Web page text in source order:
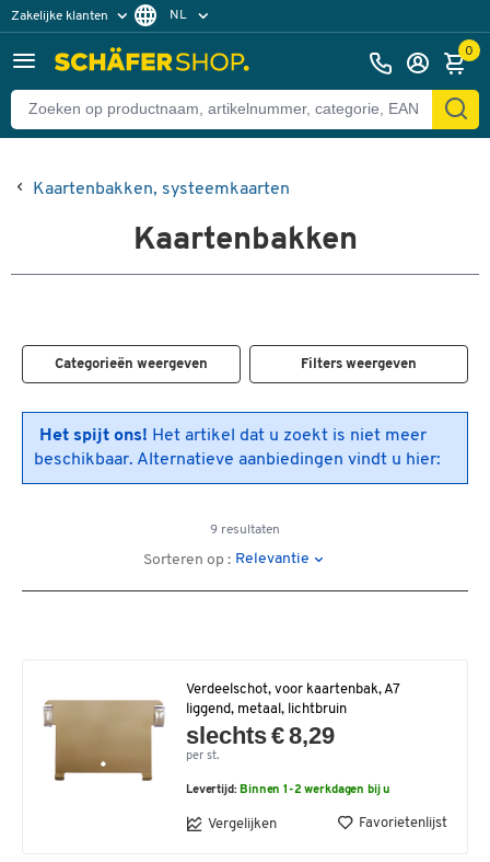
Zakelijke klanten
Particuliere klanten
NL
0
Kaartenbakken, systeemkaarten
Kaartenbakken
Categorieën weergeven Filters weergeven
Het spijt ons! Het artikel dat u zoekt is niet meer
beschikbaar. Alternatieve aanbiedingen vindt u hier:
9 resultaten
Sorteren op : Relevantie
Verdeelschot, voor kaartenbak, A7
liggend, metaal, lichtbruin
slechts € 8,29
per st.
Levertijd: Binnen 1-2 werkdagen bij u
Vergelijken Favorietenlijst